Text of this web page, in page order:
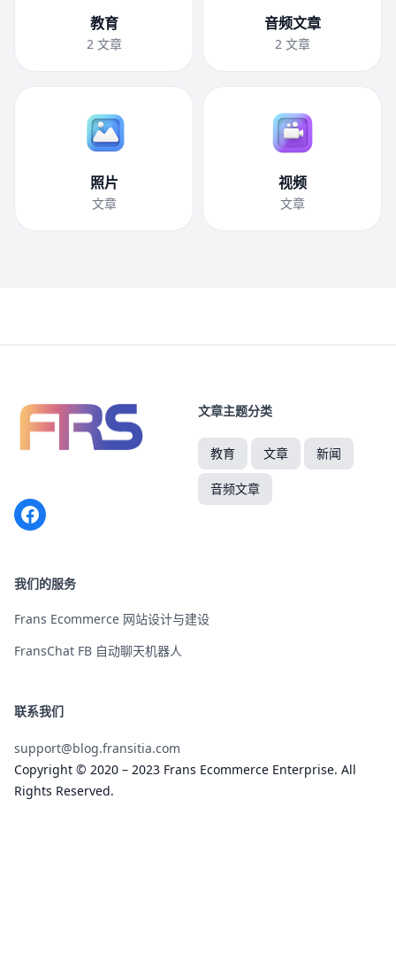
教育
2 文章
音频文章
2 文章
照片
文章
视频
文章
Facebook
文章主题分类
教育 文章 新闻
音频文章
我们的服务
Frans Ecommerce 网站设计与建设
FransChat FB 自动聊天机器人
联系我们
support@blog.fransitia.com
Copyright © 2020 – 2023 Frans Ecommerce Enterprise. All
Rights Reserved.